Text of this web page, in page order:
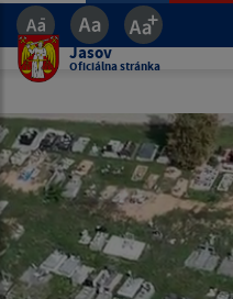
Jasov
Oficiálna stránka